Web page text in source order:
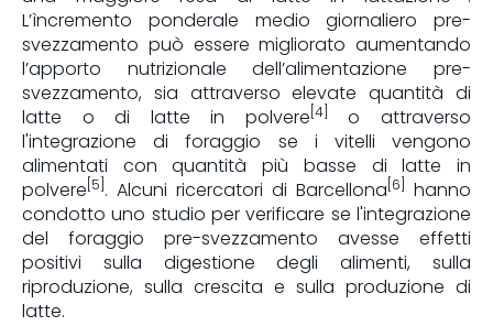
L’ìncremento ponderale medio giornaliero pre-
svezzamento può essere migliorato aumentando
l’apporto nutrizionale dell’alimentazione pre-
svezzamento, sia attraverso elevate quantità di
latte o di latte in polvere [4]
o attraverso
l'integrazione di foraggio se i vitelli vengono
alimentati con quantità più basse di latte in
polvere [5] . Alcuni ricercatori di Barcellona [6]
hanno
condotto uno studio per verificare se l'integrazione
del foraggio pre-svezzamento avesse effetti
positivi sulla digestione degli alimenti, sulla
riproduzione, sulla crescita e sulla produzione di
latte.